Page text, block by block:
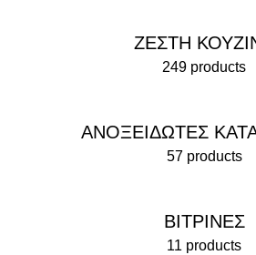
ΖΕΣΤΗ
249 products
ΑΝΟΞΕΙΔΩΤΕΣ
57 products
ΒΙΤΡΙΝΕΣ
11 products